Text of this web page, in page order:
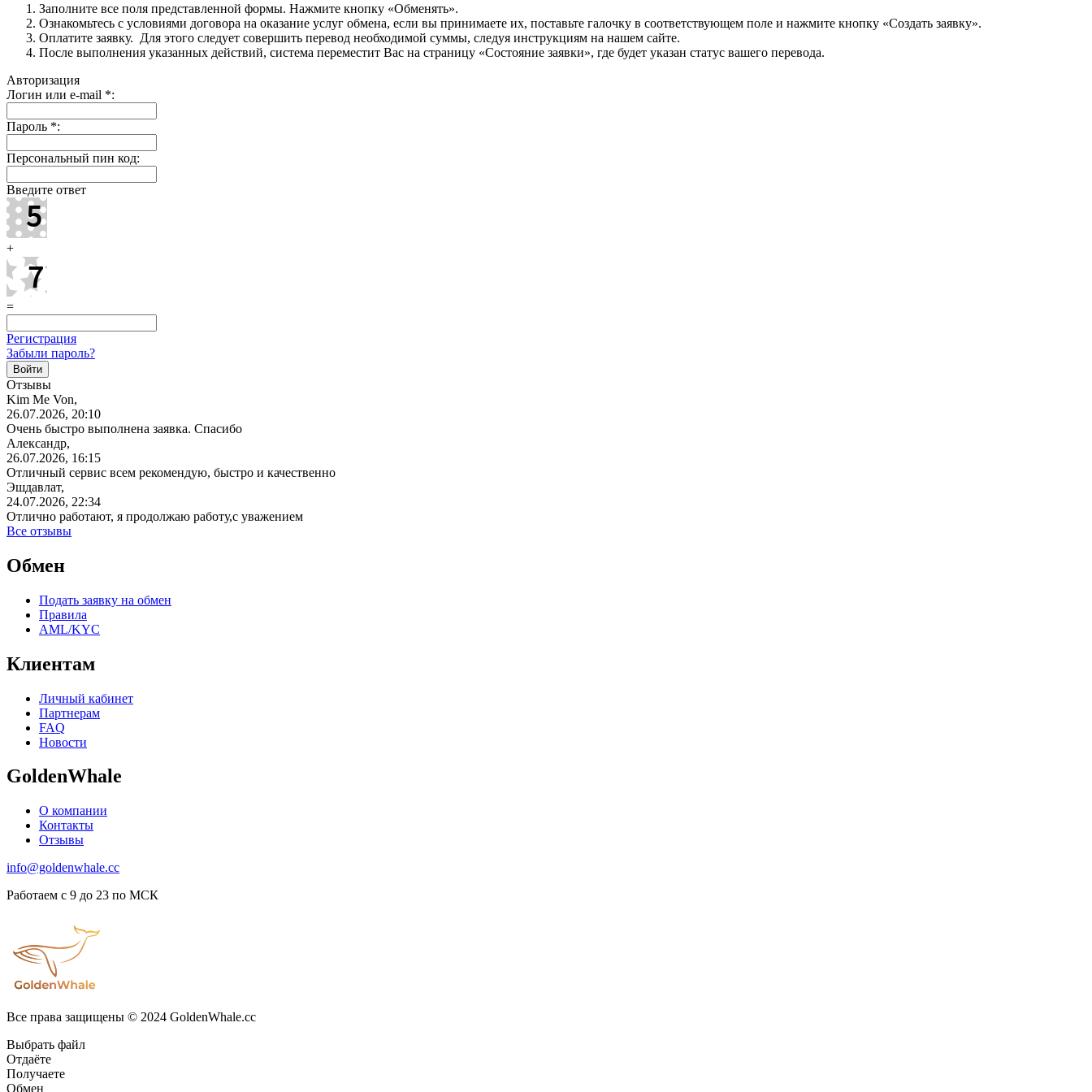
Заполните все поля представленной формы. Нажмите кнопку «Обменять».
Ознакомьтесь с условиями договора на оказание услуг обмена, если вы принимаете их, поставьте галочку в соответствующем поле и нажмите кнопку «Создать заявку».
Оплатите заявку. Для этого следует совершить перевод необходимой суммы, следуя инструкциям на нашем сайте.
После выполнения указанных действий, система переместит Вас на страницу «Состояние заявки», где будет указан статус вашего перевода.
Авторизация
Логин или e-mail *:
Пароль *:
Персональный пин код:
Введите ответ
+
=
Регистрация
Забыли пароль?
Отзывы
Kim Me Von,
26.07.2026, 20:10
Очень быстро выполнена заявка. Спасибо
Александр,
26.07.2026, 16:15
Отличный сервис всем рекомендую, быстро и качественно
Эшдавлат,
24.07.2026, 22:34
Отлично работают, я продолжаю работу,с уважением
Все отзывы
Обмен
Подать заявку на обмен
Правила
AML/KYC
Клиентам
Личный кабинет
Партнерам
FAQ
Новости
GoldenWhale
О компании
Контакты
Отзывы
info@goldenwhale.cc
Работаем с 9 до 23 по МСК
Все права защищены © 2024 GoldenWhale.cc
Выбрать файл
Отдаёте
Получаете
Обмен